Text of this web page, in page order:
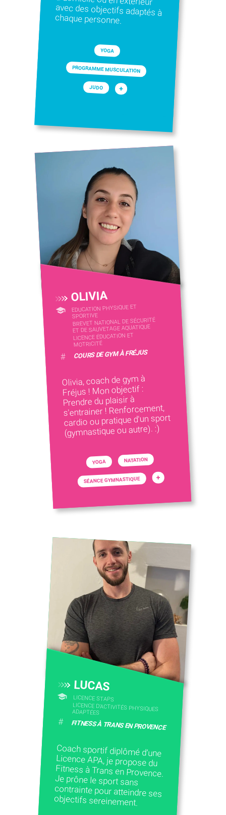
chaque personne.
YOGA
PROGRAMME MUSCULATION
JUDO +
OLIVIA
EDUCATION PHYSIQUE ET
SPORTIVE
BREVET NATIONAL DE SÉCURITÉ
ET DE SAUVETAGE AQUATIQUE
LICENCE ÉDUCATION ET
MOTRICITÉ
# COURS DE GYM À FRÉJUS
Olivia, coach de gym à
Fréjus ! Mon objectif :
Prendre du plaisir à
s'entrainer ! Renforcement,
cardio ou pratique d'un sport
(gymnastique ou autre). :)
YOGA NATATION
SÉANCE GYMNASTIQUE +
LUCAS
LICENCE STAPS
LICENCE D’ACTIVITÉS PHYSIQUES
ADAPTÉES
# FITNESS À TRANS EN PROVENCE
Coach sportif diplômé d’une
Licence APA, je propose du
Fitness à Trans en Provence.
Je prône le sport sans
contrainte pour atteindre ses
objectifs sereinement.